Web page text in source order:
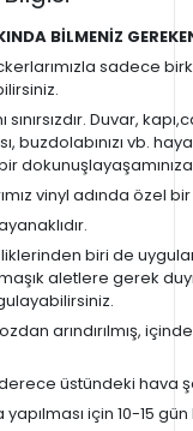
BİLMENİZ
sadece
Duvar,
vb.
vinyl adında özel
biri de
aletlere gerek
arındırılmış,
üstündeki hava
için 10-15